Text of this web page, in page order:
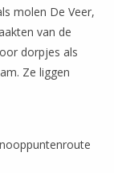
molen De Veer,
van de
dorpjes als
Ze liggen